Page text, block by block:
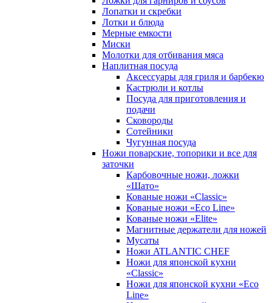
Лопатки и скребки
Лотки и блюда
Мерные емкости
Миски
Молотки для отбивания мяса
Наплитная посуда
Аксессуары для гриля и барбекю
Кастрюли и котлы
Посуда для приготовления и
подачи
Сковороды
Сотейники
Чугунная посуда
Ножи поварские, топорики и все для
заточки
Карбовочные ножи, ложки
«Шато»
Кованые ножи «Classic»
Кованые ножи «Eco Line»
Кованые ножи «Elite»
Магнитные держатели для ножей
Мусаты
Ножи ATLANTIC CHEF
Ножи для японской кухни
«Classic»
Ножи для японской кухни «Eco
Line»